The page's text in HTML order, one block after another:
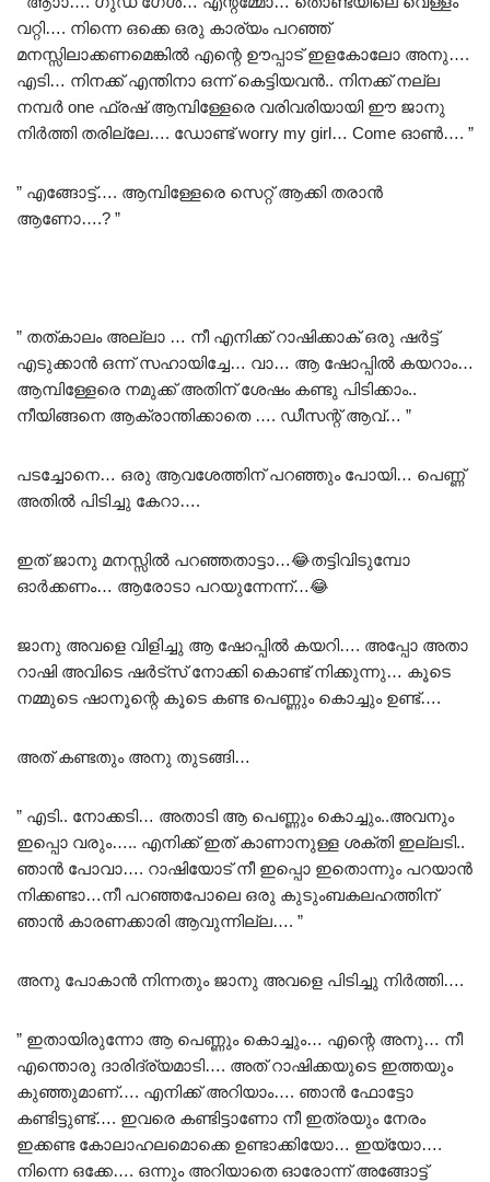
വറ്റി…. നിന്നെ ഒക്കെ ഒരു കാര്യം പറഞ്ഞ്
മനസ്സിലാക്കണമെങ്കിൽ എന്റെ ഊപ്പാട് ഇളകോലോ അനു….
എടി… നിനക്ക് എന്തിനാ ഒന്ന് കെട്ടിയവൻ.. നിനക്ക് നല്ല
നമ്പർ one ഫ്രഷ് ആമ്പിള്ളേരെ വരിവരിയായി ഈ ജാനു
നിർത്തി തരില്ലേ…. ഡോണ്ട് worry my girl… Come ഓൺ…. ”
” എങ്ങോട്ട്…. ആമ്പിള്ളേരെ സെറ്റ് ആക്കി തരാൻ
ആണോ….? ”
” തത്കാലം അല്ലാ … നീ എനിക്ക് റാഷിക്കാക് ഒരു ഷർട്ട്‌
എടുക്കാൻ ഒന്ന് സഹായിച്ചേ… വാ… ആ ഷോപ്പിൽ കയറാം…
ആമ്പിള്ളേരെ നമുക്ക് അതിന് ശേഷം കണ്ടു പിടിക്കാം..
നീയിങ്ങനെ ആക്രാന്തിക്കാതെ …. ഡീസന്റ് ആവ്… ”
പടച്ചോനെ… ഒരു ആവശേത്തിന് പറഞ്ഞും പോയി… പെണ്ണ്
അതിൽ പിടിച്ചു കേറാ….
ഇത് ജാനു മനസ്സിൽ പറഞ്ഞതാട്ടാ…😂തട്ടിവിടുമ്പോ
ഓർക്കണം… ആരോടാ പറയുന്നേന്ന്…😂
ജാനു അവളെ വിളിച്ചു ആ ഷോപ്പിൽ കയറി…. അപ്പോ അതാ
റാഷി അവിടെ ഷർട്സ് നോക്കി കൊണ്ട് നിക്കുന്നു… കൂടെ
നമ്മുടെ ഷാനൂന്റെ കൂടെ കണ്ട പെണ്ണും കൊച്ചും ഉണ്ട്….
അത് കണ്ടതും അനു തുടങ്ങി…
” എടി.. നോക്കടി… അതാടി ആ പെണ്ണും കൊച്ചും..അവനും
ഇപ്പൊ വരും….. എനിക്ക് ഇത് കാണാനുള്ള ശക്തി ഇല്ലടി..
ഞാൻ പോവാ…. റാഷിയോട് നീ ഇപ്പൊ ഇതൊന്നും പറയാൻ
നിക്കണ്ടാ…നീ പറഞ്ഞപോലെ ഒരു കുടുംബകലഹത്തിന്
ഞാൻ കാരണക്കാരി ആവുന്നില്ല…. ”
അനു പോകാൻ നിന്നതും ജാനു അവളെ പിടിച്ചു നിർത്തി….
” ഇതായിരുന്നോ ആ പെണ്ണും കൊച്ചും… എന്റെ അനു… നീ
എന്തൊരു ദാരിദ്ര്യമാടി…. അത് റാഷിക്കയുടെ ഇത്തയും
കുഞ്ഞുമാണ്…. എനിക്ക് അറിയാം…. ഞാൻ ഫോട്ടോ
കണ്ടിട്ടുണ്ട്…. ഇവരെ കണ്ടിട്ടാണോ നീ ഇത്രയും നേരം
ഇക്കണ്ട കോലാഹലമൊക്കെ ഉണ്ടാക്കിയോ… ഇയ്യോ….
നിന്നെ ഒക്കേ…. ഒന്നും അറിയാതെ ഓരോന്ന് അങ്ങോട്ട്